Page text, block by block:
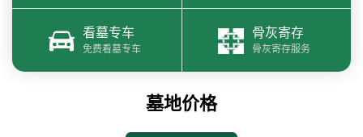
看墓专车
免费看墓专车
骨灰寄存
骨灰寄存服务
墓地价格